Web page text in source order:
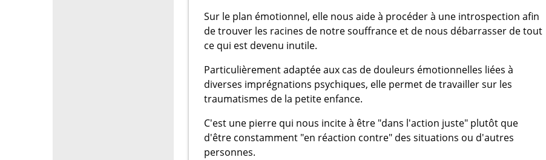
Sur le plan émotionnel, elle nous aide à procéder à une introspection afin
de trouver les racines de notre souffrance et de nous débarrasser de tout
ce qui est devenu inutile.
Particulièrement adaptée aux cas de douleurs émotionnelles liées à
diverses imprégnations psychiques, elle permet de travailler sur les
traumatismes de la petite enfance.
C'est une pierre qui nous incite à être "dans l'action juste" plutôt que
d'être constamment "en réaction contre" des situations ou d'autres
personnes.